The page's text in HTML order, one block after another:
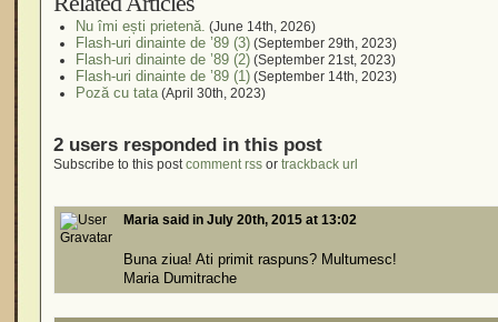
Nu îmi ești prietenă. (June 14th, 2026)
Flash-uri dinainte de ’89 (3) (September 29th, 2023)
Flash-uri dinainte de ’89 (2) (September 21st, 2023)
Flash-uri dinainte de ’89 (1) (September 14th, 2023)
Poză cu tata(April 30th, 2023)
2 users responded in this post
Subscribe to this postcomment rss or trackback url
Maria said in July 20th, 2015 at 13:02
Buna ziua! Ati primit raspuns? Multumesc!
Maria Dumitrache